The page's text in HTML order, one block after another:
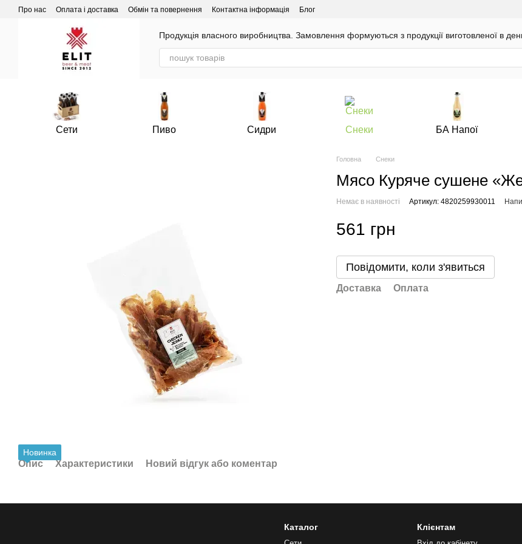
Перейти до основного контенту
Про нас Оплата і доставка Обмін та повернення Контактна інформація Блог
Продукція власного виробництва. Замовлення формуються з продукції виготовленої в
Сети Пиво Сидри Снеки БА Напої
Новинка
Опис Характеристики Новий відгук або коментар
Головна Снеки
Мясо Куряче сушене
Немає в наявності Артикул: 4820259930011
561 грн
Повідомити, коли з'явиться
Доставка Оплата
Каталог Клієнтам